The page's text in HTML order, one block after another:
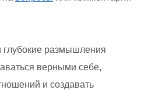
размышления
верными себе,
и создавать